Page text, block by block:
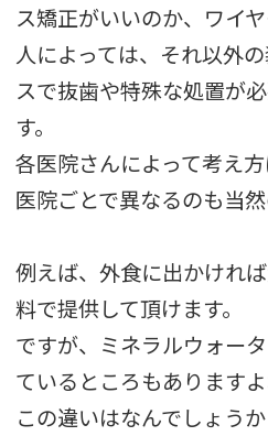
ス矯正がいいのか、ワイ
人によっては、それ以外
スで抜歯や特殊な処置が
す。
各医院さんによって考え
医院ごとで異なるのも当
例えば、外食に出かけれ
料で提供して頂けます。
ですが、ミネラルウォー
ているところもありますよ
この違いはなんでしょうか